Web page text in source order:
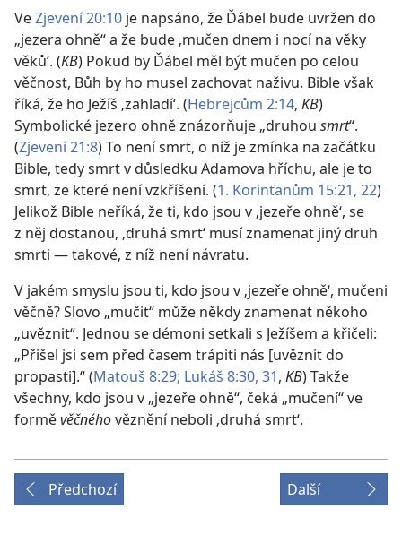
VeZjevení 20:10 je napsáno, že Ďábel bude uvržen do
„jezera ohně“ a že bude ‚mučen dnem i nocí na věky
věků‘. (KB) Pokud by Ďábel měl být mučen po celou
věčnost, Bůh by ho musel zachovat naživu. Bible však
říká, že ho Ježíš ‚zahladí‘. (Hebrejcům 2:14, KB)
Symbolické jezero ohně znázorňuje „druhou smrt“.
(Zjevení 21:8) To není smrt, o níž je zmínka na začátku
Bible, tedy smrt v důsledku Adamova hříchu, ale je to
smrt, ze které není vzkříšení. (1. Korinťanům 15:21, 22)
Jelikož Bible neříká, že ti, kdo jsou v ‚jezeře ohně‘, se
z něj dostanou, ‚druhá smrt‘ musí znamenat jiný druh
smrti — takové, z níž není návratu.
V jakém smyslu jsou ti, kdo jsou v ‚jezeře ohně‘, mučeni
věčně? Slovo „mučit“ může někdy znamenat někoho
„uvěznit“. Jednou se démoni setkali s Ježíšem a křičeli:
„Přišel jsi sem před časem trápiti nás [uvěznit do
propasti].“ (Matouš 8:29; Lukáš 8:30, 31, KB) Takže
všechny, kdo jsou v „jezeře ohně“, čeká „mučení“ ve
forměvěčnéhověznění neboli ‚druhá smrt‘.
Předchozí Další